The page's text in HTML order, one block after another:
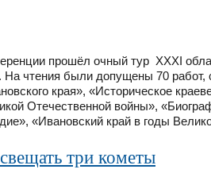
прошёл очный тур XХХI
чтения были допущены 70
края», «Историческое
Отечественной войны»,
«Ивановский край в годы
три кометы